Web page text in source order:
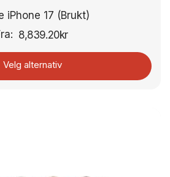
iPhone 17 (Brukt)
8,839.20kr
Velg alternativ